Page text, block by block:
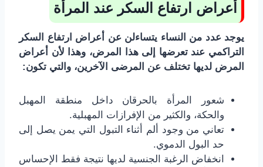
أعراض ارتفاع السكر عند المرأة
يوجد عدد من النساء يتساءلن عن أعراض ارتفاع السكر
التراكمي عند تعرضها إلى هذا المرض، وهذا لأن أعراض
المرض لديها تختلف عن المرضى الآخرين، والتي تكون:
شعور المرأة بالحرقان داخل منطقة المهبل
والحكة، والكثير من الإفرازات المهبلية.
تعاني من وجود ألم أثناء التبول التي يمن يصل إلى
حد البول الدموي.
انخفاض الرغبة الجنسية لديها نتيجة فقط الإحساس